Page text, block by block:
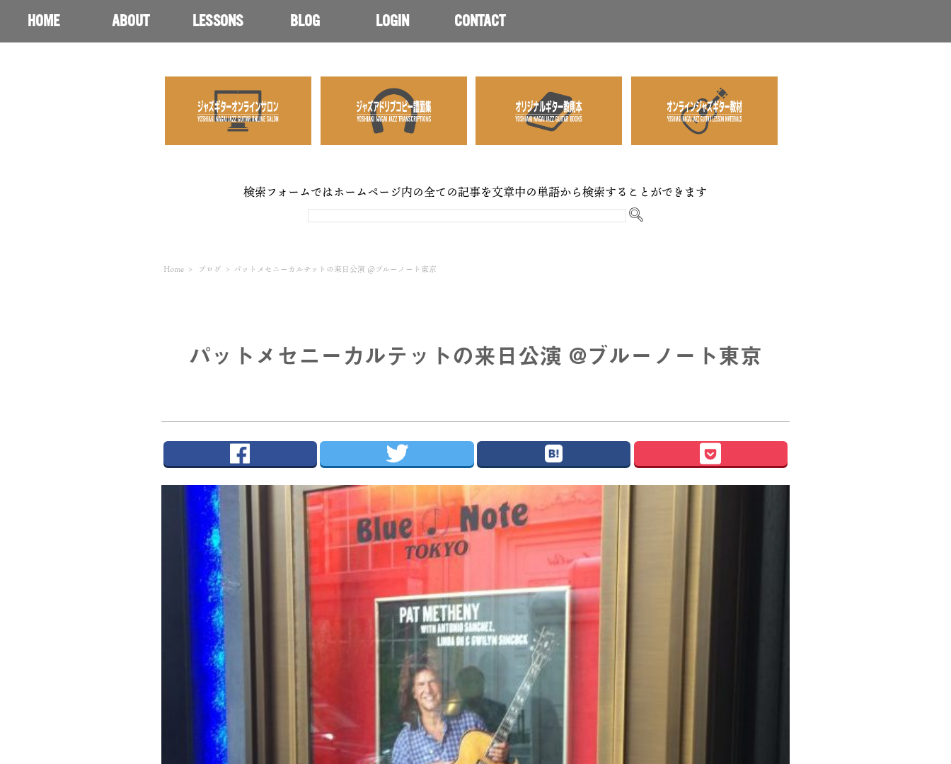
HOME ABOUT LESSONS BLOG LOGIN CONTACT
検索フォームではホームページ内の全ての記事を文章中の単語から検索することができます
Home > ブログ > パットメセニーカルテットの来日公演 @ブルーノート東京
パットメセニーカルテットの来日公演 @ブルーノート東京